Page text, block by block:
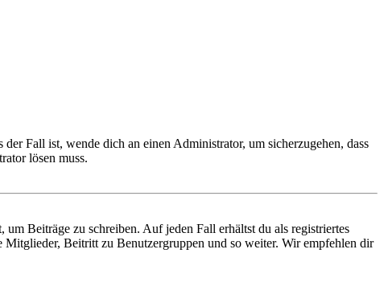
Fall ist, wende dich an einen Administrator, um sicherzugehen, dass
lösen muss.
Beiträge zu schreiben. Auf jeden Fall erhältst du als registriertes
Beitritt zu Benutzergruppen und so weiter. Wir empfehlen dir